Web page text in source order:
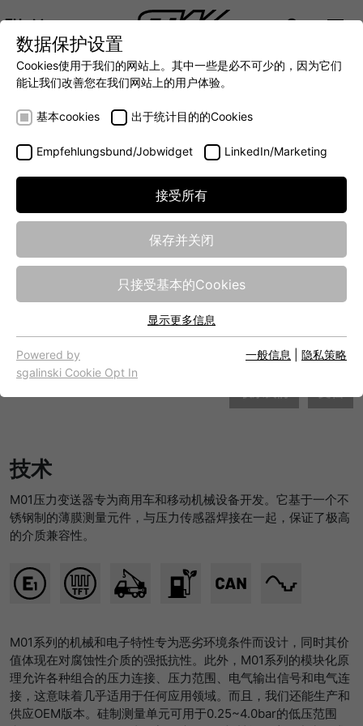
ZH
DEUTSCH (DE)
中文 (ZH)
DIGITALIZATION- 全面连接移动机械世界
AUTOMATION - 全力提升移动机械效率
INTEGRATION -
M01
技术
M01压力变送器专为商用车和移动机械设备开发。它基于一个不
锈钢制的薄膜测量元件，与压力传感器焊接在一起，保证了极高
的介质兼容性。
M01系列的机械和电子特性专为恶劣环境条件而设计，同时其价
值体现在对腐蚀性介质的强抵抗性。此外，M01系列的模块化原
理允许各种组合的压力连接、压力范围、电气输出信号和电气连
接，这意味着几乎适用于任何应用领域。而且，我们还能生产和
供应OEM版本。硅制测量单元可用于0.25~4.0bar的低压范围
数据保护设置
Cookies使用于我们的网站上。其中一些是必不可少的，因为它们
能让我们改善您在我们网站上的用户体验。
基本cookies 出于统计目的的Cookies
Empfehlungsbund/Jobwidget LinkedIn/Marketing
接受所有
保存并关闭
只接受基本的Cookies
网站的基本功能需要基本cookies，以确保网站正常运行。
名字 cookie_optin
一些信息，说明我们网站的哪些区域受欢迎，哪些区域没有那
么频繁地受访问。基于从中获取的知识，我们可以进一步优化
我们的网站。当然，记录信息是匿名处理的。
名字
提供者 谷歌
寿命 两年
目的
注册一个唯一的ID，用于生成访问者如何使
用网站的统计数据。
名字 _gat
Empfehlungsbund/Jobwidget
Diese Cookies werden benötigt, um Stellenanzeigen des
Jobangebote nicht dargestellt werden.
名字 _bms_session
提供者 Empfehlungsbund
显示cookie信息
显示更多信息
Powered by
sgalinski Cookie Opt In
一般信息 隐私策略